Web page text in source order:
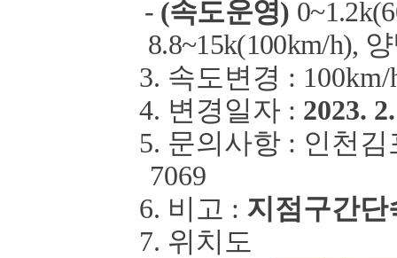
- (속도운영)
8.8~15k(100km/h),
3. 속도변경 : 100km/
4. 변경일자 : 2023.
5. 문의사항 : 인천
7069
6. 비고 : 지점구간단
7. 위치도